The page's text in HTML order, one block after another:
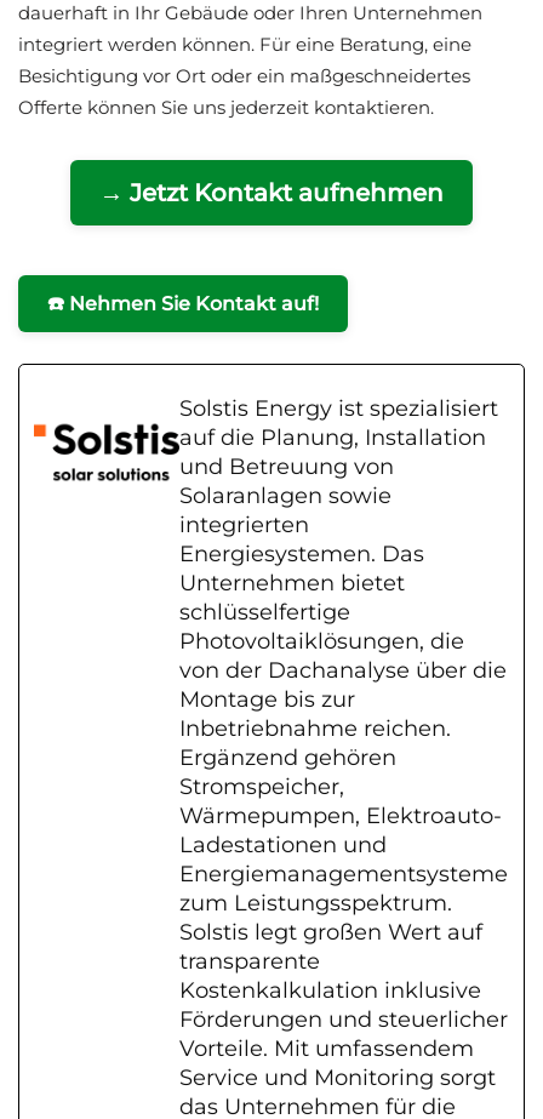
dauerhaft in Ihr Gebäude oder Ihren Unternehmen
integriert werden können. Für eine Beratung, eine
Besichtigung vor Ort oder ein maßgeschneidertes
Offerte können Sie uns jederzeit kontaktieren.
→ Jetzt Kontakt aufnehmen
☎️ Nehmen Sie Kontakt auf!
Solstis Energy ist spezialisiert
auf die Planung, Installation
und Betreuung von
Solaranlagen sowie
integrierten
Energiesystemen. Das
Unternehmen bietet
schlüsselfertige
Photovoltaiklösungen, die
von der Dachanalyse über die
Montage bis zur
Inbetriebnahme reichen.
Ergänzend gehören
Stromspeicher,
Wärmepumpen, Elektroauto-
Ladestationen und
Energiemanagementsysteme
zum Leistungsspektrum.
Solstis legt großen Wert auf
transparente
Kostenkalkulation inklusive
Förderungen und steuerlicher
Vorteile. Mit umfassendem
Service und Monitoring sorgt
das Unternehmen für die